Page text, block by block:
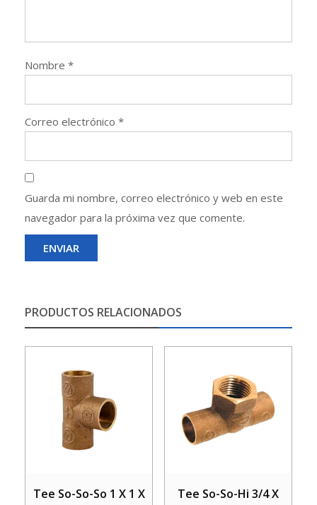
Nombre *
Correo electrónico *
Guarda mi nombre, correo electrónico y web en este
navegador para la próxima vez que comente.
PRODUCTOS RELACIONADOS
Tee So-So-So 1 X 1 X
Tee So-So-Hi 3/4 X